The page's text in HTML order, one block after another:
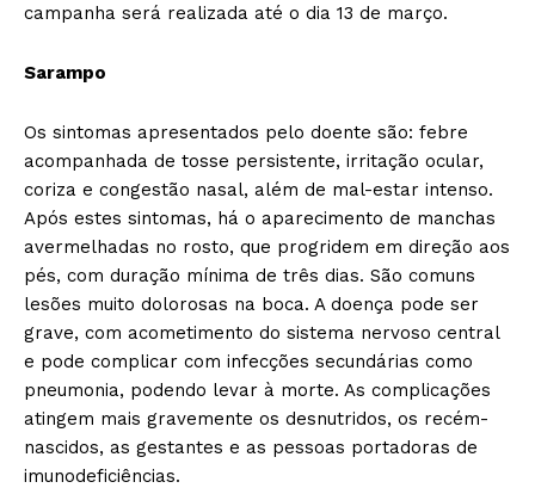
campanha será realizada até o dia 13 de março.
Sarampo
Os sintomas apresentados pelo doente são: febre
acompanhada de tosse persistente, irritação ocular,
coriza e congestão nasal, além de mal-estar intenso.
Após estes sintomas, há o aparecimento de manchas
avermelhadas no rosto, que progridem em direção aos
pés, com duração mínima de três dias. São comuns
lesões muito dolorosas na boca. A doença pode ser
grave, com acometimento do sistema nervoso central
e pode complicar com infecções secundárias como
pneumonia, podendo levar à morte. As complicações
atingem mais gravemente os desnutridos, os recém-
nascidos, as gestantes e as pessoas portadoras de
imunodeficiências.